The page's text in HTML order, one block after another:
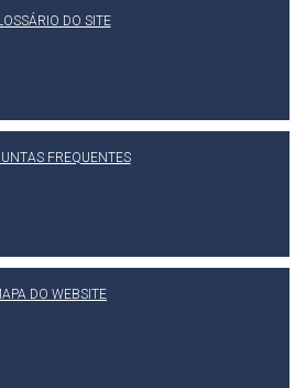
DO SITE
FREQUENTES
DO WEBSITE